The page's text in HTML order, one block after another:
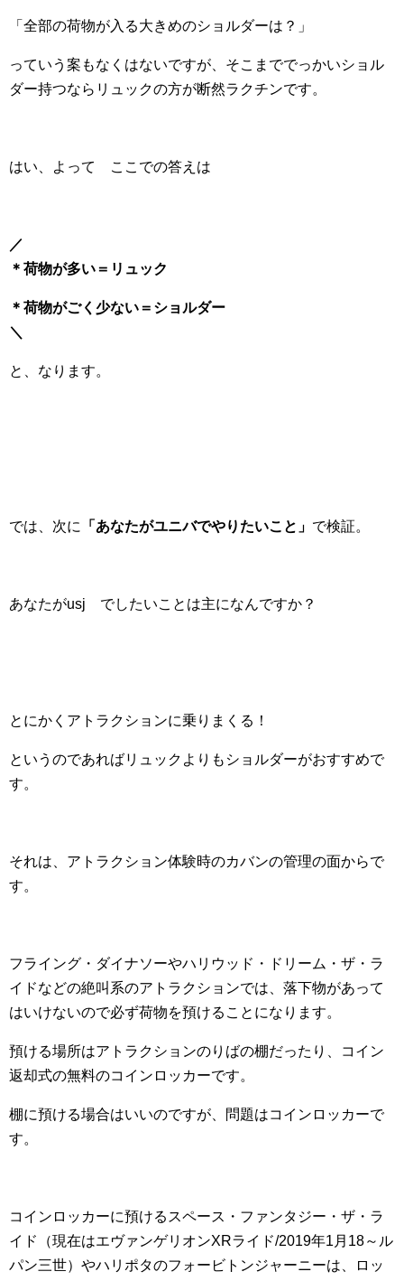
「全部の荷物が入る大きめのショルダーは？」
っていう案もなくはないですが、そこまででっかいショル
ダー持つならリュックの方が断然ラクチンです。
はい、よって ここでの答えは
／
＊荷物が多い＝リュック
＊荷物がごく少ない＝ショルダー
＼
と、なります。
では、次に 「あなたがユニバでやりたいこと」 で検証。
あなたがusj でしたいことは主になんですか？
とにかくアトラクションに乗りまくる！
というのであればリュックよりもショルダーがおすすめで
す。
それは、アトラクション体験時のカバンの管理の面からで
す。
フライング・ダイナソーやハリウッド・ドリーム・ザ・ラ
イドなどの絶叫系のアトラクションでは、落下物があって
はいけないので必ず荷物を預けることになります。
預ける場所はアトラクションのりばの棚だったり、コイン
返却式の無料のコインロッカーです。
棚に預ける場合はいいのですが、問題はコインロッカーで
す。
コインロッカーに預けるスペース・ファンタジー・ザ・ラ
イド（現在はエヴァンゲリオンXRライド/2019年1月18～ル
パン三世）やハリポタのフォービトンジャーニーは、ロッ